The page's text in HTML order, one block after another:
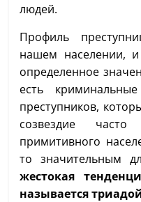
людей.
Профиль
нашем населении,
определенное
есть
преступников,
созвездие
примитивного
то значительным
жестокая
называется